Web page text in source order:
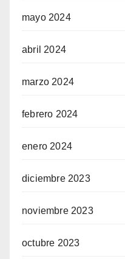
mayo 2024
abril 2024
marzo 2024
febrero 2024
enero 2024
diciembre 2023
noviembre 2023
octubre 2023